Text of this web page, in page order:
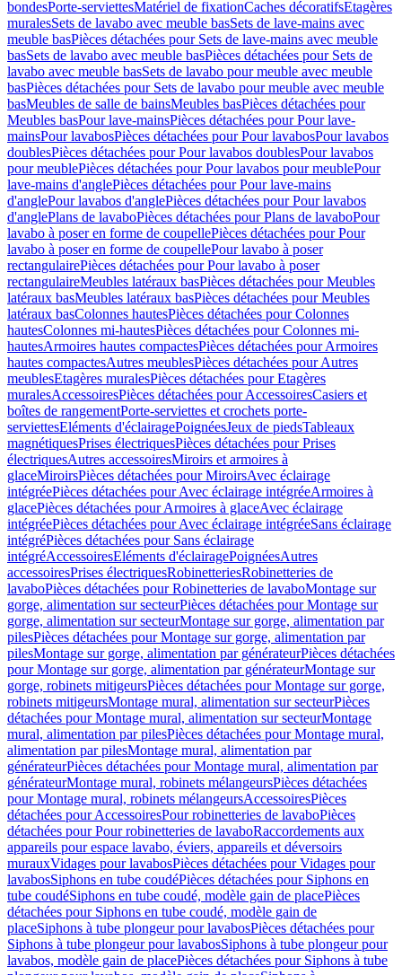
bondesPorte-serviettesMatériel de fixationCaches décoratifsEtagères
muralesSets de lavabo avec meuble basSets de lave-mains avec
meuble basPièces détachées pour Sets de lave-mains avec meuble
basSets de lavabo avec meuble basPièces détachées pour Sets de
lavabo avec meuble basSets de lavabo pour meuble avec meuble
basPièces détachées pour Sets de lavabo pour meuble avec meuble
basMeubles de salle de bainsMeubles basPièces détachées pour
Meubles basPour lave-mainsPièces détachées pour Pour lave-
mainsPour lavabosPièces détachées pour Pour lavabosPour lavabos
doublesPièces détachées pour Pour lavabos doublesPour lavabos
pour meublePièces détachées pour Pour lavabos pour meublePour
lave-mains d'anglePièces détachées pour Pour lave-mains
d'anglePour lavabos d'anglePièces détachées pour Pour lavabos
d'anglePlans de lavaboPièces détachées pour Plans de lavaboPour
lavabo à poser en forme de coupellePièces détachées pour Pour
lavabo à poser en forme de coupellePour lavabo à poser
rectangulairePièces détachées pour Pour lavabo à poser
rectangulaireMeubles latéraux basPièces détachées pour Meubles
latéraux basMeubles latéraux basPièces détachées pour Meubles
latéraux basColonnes hautesPièces détachées pour Colonnes
hautesColonnes mi-hautesPièces détachées pour Colonnes mi-
hautesArmoires hautes compactesPièces détachées pour Armoires
hautes compactesAutres meublesPièces détachées pour Autres
meublesEtagères muralesPièces détachées pour Etagères
muralesAccessoiresPièces détachées pour AccessoiresCasiers et
boîtes de rangementPorte-serviettes et crochets porte-
serviettesEléments d'éclairagePoignéesJeux de piedsTableaux
magnétiquesPrises électriquesPièces détachées pour Prises
électriquesAutres accessoiresMiroirs et armoires à
glaceMiroirsPièces détachées pour MiroirsAvec éclairage
intégréePièces détachées pour Avec éclairage intégréeArmoires à
glacePièces détachées pour Armoires à glaceAvec éclairage
intégréePièces détachées pour Avec éclairage intégréeSans éclairage
intégréPièces détachées pour Sans éclairage
intégréAccessoiresEléments d'éclairagePoignéesAutres
accessoiresPrises électriquesRobinetteriesRobinetteries de
lavaboPièces détachées pour Robinetteries de lavaboMontage sur
gorge, alimentation sur secteurPièces détachées pour Montage sur
gorge, alimentation sur secteurMontage sur gorge, alimentation par
pilesPièces détachées pour Montage sur gorge, alimentation par
pilesMontage sur gorge, alimentation par générateurPièces détachées
pour Montage sur gorge, alimentation par générateurMontage sur
gorge, robinets mitigeursPièces détachées pour Montage sur gorge,
robinets mitigeursMontage mural, alimentation sur secteurPièces
détachées pour Montage mural, alimentation sur secteurMontage
mural, alimentation par pilesPièces détachées pour Montage mural,
alimentation par pilesMontage mural, alimentation par
générateurPièces détachées pour Montage mural, alimentation par
générateurMontage mural, robinets mélangeursPièces détachées
pour Montage mural, robinets mélangeursAccessoiresPièces
détachées pour AccessoiresPour robinetteries de lavaboPièces
détachées pour Pour robinetteries de lavaboRaccordements aux
appareils pour espace lavabo, éviers, appareils et déversoirs
murauxVidages pour lavabosPièces détachées pour Vidages pour
lavabosSiphons en tube coudéPièces détachées pour Siphons en
tube coudéSiphons en tube coudé, modèle gain de placePièces
détachées pour Siphons en tube coudé, modèle gain de
placeSiphons à tube plongeur pour lavabosPièces détachées pour
Siphons à tube plongeur pour lavabosSiphons à tube plongeur pour
lavabos, modèle gain de placePièces détachées pour Siphons à tube